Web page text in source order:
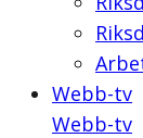
Webb-tv
Webb-tv